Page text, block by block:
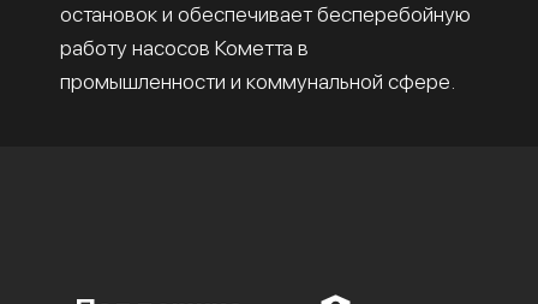
остановок и обеспечивает бесперебойную
работу насосов Кометта в
промышленности и коммунальной сфере.